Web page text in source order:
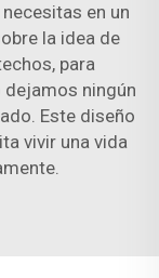
en un
la idea de
para
ningún
Este diseño
vivir una vida